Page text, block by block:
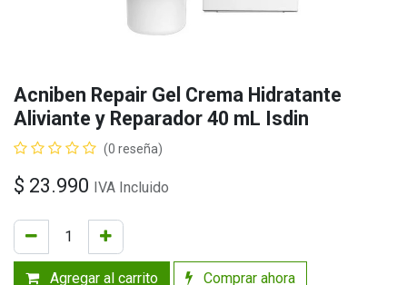
Acniben Repair Gel Crema Hidratante
Aliviante y Reparador 40 mL Isdin
(0 reseña)
$ 23.990 IVA Incluido
Agregar al carrito Comprar ahora